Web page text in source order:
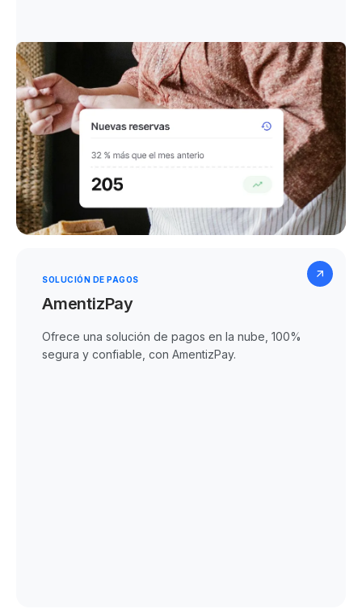
SOLUCIÓN DE PAGOS
AmentizPay
Ofrece una solución de pagos en la nube, 100%
segura y confiable, con AmentizPay.